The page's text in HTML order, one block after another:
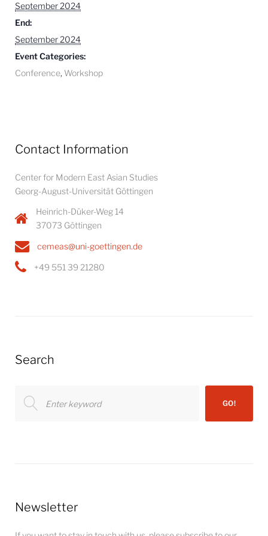
September 2024
End:
September 2024
Event Categories:
Conference, Workshop
Contact Information
Center for Modern East Asian Studies
Georg-August-Universität Göttingen
Heinrich-Düker-Weg 14
37073 Göttingen
cemeas@uni-goettingen.de
+49 551 39 21280
Search
for:
GO!
Newsletter